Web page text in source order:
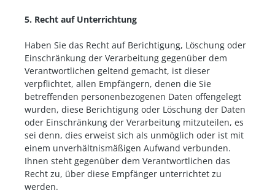
5. Recht auf Unterrichtung
Haben Sie das Recht auf Berichtigung, Löschung oder
Einschränkung der Verarbeitung gegenüber dem
Verantwortlichen geltend gemacht, ist dieser
verpflichtet, allen Empfängern, denen die Sie
betreffenden personenbezogenen Daten offengelegt
wurden, diese Berichtigung oder Löschung der Daten
oder Einschränkung der Verarbeitung mitzuteilen, es
sei denn, dies erweist sich als unmöglich oder ist mit
einem unverhältnismäßigen Aufwand verbunden.
Ihnen steht gegenüber dem Verantwortlichen das
Recht zu, über diese Empfänger unterrichtet zu
werden.